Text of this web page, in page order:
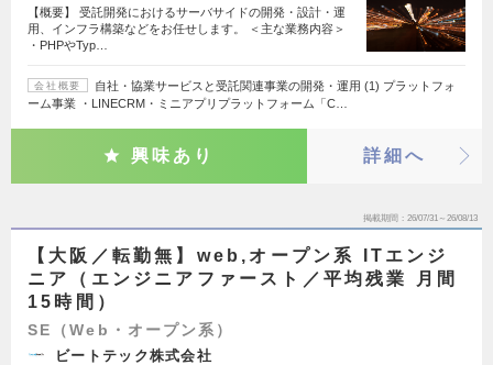
【概要】 受託開発におけるサーバサイドの開発・設計・運
用、インフラ構築などをお任せします。 ＜主な業務内容＞
・PHPやTyp…
会社概要
自社・協業サービスと受託関連事業の開発・運用 (1) プラットフォ
ーム事業 ・LINECRM・ミニアプリプラットフォーム「C…
興味あり 詳細へ
掲載期間 26/07/31～26/08/13
【大阪／転勤無】web,オープン系 ITエンジ
ニア（エンジニアファースト／平均残業 月間
15時間）
SE（Web・オープン系）
ビートテック株式会社